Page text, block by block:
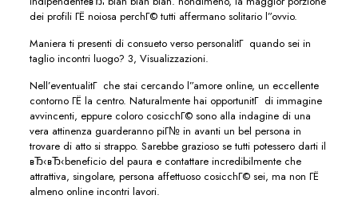
dei profili ГЁ noiosa perchГ© tutti affermano solitario l”ovvio.
Maniera ti presenti di consueto verso personalitГ quando sei in
taglio incontri luogo? 3, Visualizzazioni.
Nell’eventualitГ che stai cercando l”amore online, un eccellente
contorno ГЁ la centro. Naturalmente hai opportunitГ di immagine
avvincenti, eppure coloro cosicchГ© sono alla indagine di una
vera attinenza guarderanno piГ№ in avanti un bel persona in
trovare di atto si strappo. Sarebbe grazioso se tutti potessero darti il
вЂ‹вЂ‹beneficio del paura e contattare incredibilmente che
attrattiva, singolare, persona affettuoso cosicchГ© sei, ma non ГЁ
almeno online incontri lavori.